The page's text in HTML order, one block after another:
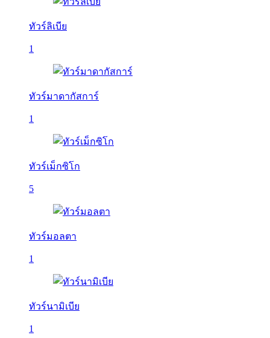
ทัวร์ลิเบีย
1
ทัวร์มาดากัสการ์
1
ทัวร์เม็กซิโก
5
ทัวร์มอลตา
1
ทัวร์นามิเบีย
1